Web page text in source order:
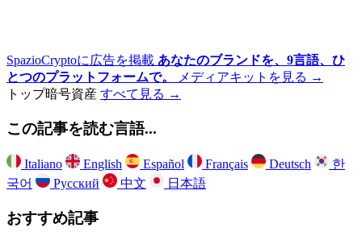
SpazioCryptoに広告を掲載 あなたのブランドを、9言語、ひ
とつのプラットフォームで。
メディアキットを見る →
トップ暗号資産 すべて見る →
この記事を読む言語...
Italiano English Español Français Deutsch
한
국어
Русский 中文 日本語
おすすめ記事